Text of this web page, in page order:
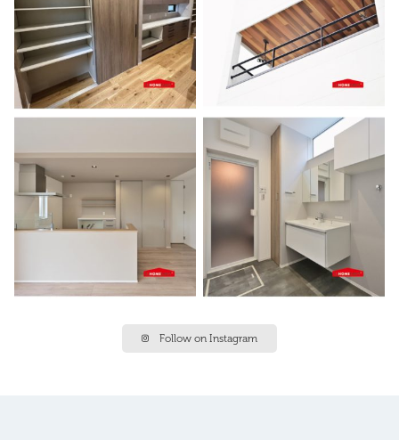
Follow on Instagram